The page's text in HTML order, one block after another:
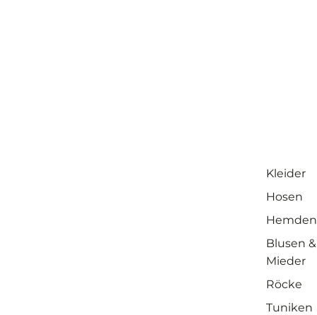
Kleider
Hosen
Hemden
Blusen &
Mieder
Röcke
Tuniken